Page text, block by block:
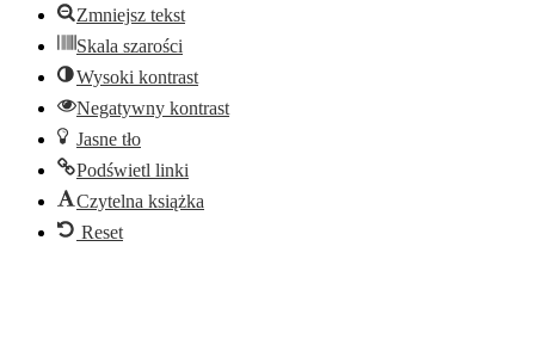
Zmniejsz tekst
Skala szarości
Wysoki kontrast
Negatywny kontrast
Jasne tło
Podświetl linki
Czytelna książka
Reset